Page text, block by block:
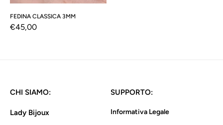
FEDINA CLASSICA 3MM
Prezzo
€45,00
CHI SIAMO:
Lady Bijoux
SUPPORTO:
Informativa Legale